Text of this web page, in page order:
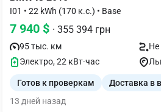
I01 • 22 kWh (170 к.с.) • Base
7 940 $ · 355 394 грн
95 тыс. км
Не
Электро, 22 кВт·час
Готов к проверкам Доставка в
13 дней назад